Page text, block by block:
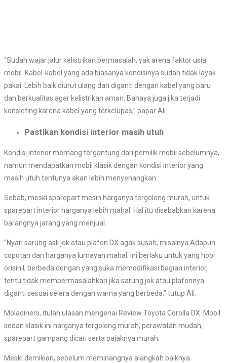
“Sudah wajar jalur kelistrikan bermasalah, yak arena faktor usia
mobil. Kabel-kabel yang ada biasanya kondisinya sudah tidak layak
pakai. Lebih baik diurut ulang dan diganti dengan kabel yang baru
dan berkualitas agar kelistrikan aman. Bahaya juga jika terjadi
konsleting karena kabel yang terkelupas,” papar Ali.
Pastikan kondisi interior masih utuh
Kondisi interior memang tergantung dari pemilik mobil sebelumnya,
namun mendapatkan mobil klasik dengan kondisi interior yang
masih utuh tentunya akan lebih menyenangkan.
Sebab, meski sparepart mesin harganya tergolong murah, untuk
sparepart interior harganya lebih mahal. Hal itu disebabkan karena
barangnya jarang yang menjual.
“Nyari sarung asli jok atau plafon DX agak susah, misalnya Adapun
copotan dan harganya lumayan mahal. Ini berlaku untuk yang hobi
orisinil, berbeda dengan yang suka memodifikasi bagian interior,
tentu tidak mempermasalahkan jika sarung jok atau plafonnya
diganti sesuai selera dengan warna yang berbeda,” tutup Ali.
Moladiners, itulah ulasan mengenai Review Toyota Corolla DX. Mobil
sedan klasik ini harganya tergolong murah, perawatan mudah,
sparepart gampang dicari serta pajaknya murah.
Meski demikian, sebelum meminangnya alangkah baiknya